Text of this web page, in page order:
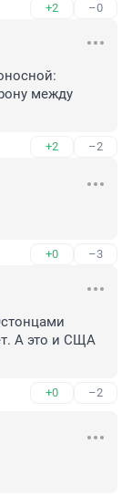
+2 –0
между
+2 –2
+0 –3
А это и СЩА
+0 –2